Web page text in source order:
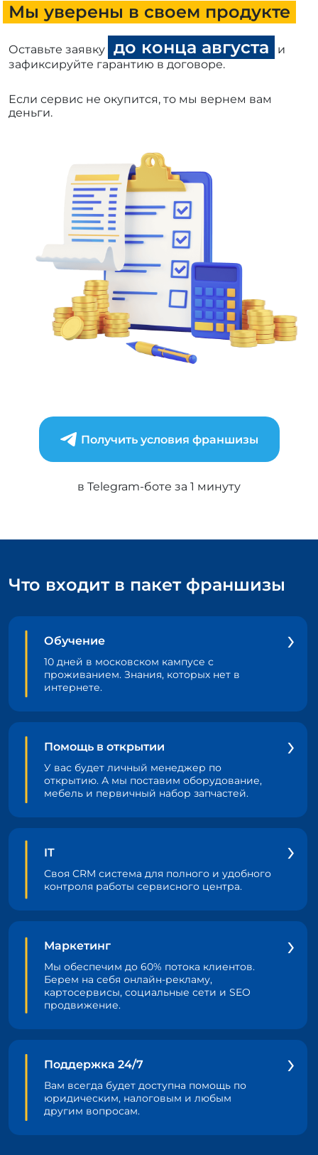
Мы уверены в своем продукте
Оставьте заявку до конца августа
и
зафиксируйте гарантию в договоре.
Если сервис не окупится, то мы вернем вам
деньги.
Получить условия франшизы
в Telegram-боте за 1 минуту
Что входит в пакет франшизы
Обучение
10 дней в московском кампусе с
проживанием. Знания, которых нет в
интернете.
Помощь в открытии
У вас будет личный менеджер по
открытию. А мы поставим оборудование,
мебель и первичный набор запчастей.
IT
Своя CRM система для полного и удобного
контроля работы сервисного центра.
Маркетинг
Мы обеспечим до 60% потока клиентов.
Берем на себя онлайн-рекламу,
картосервисы, социальные сети и SEO
продвижение.
Поддержка 24/7
Вам всегда будет доступна помощь по
юридическим, налоговым и любым
другим вопросам.